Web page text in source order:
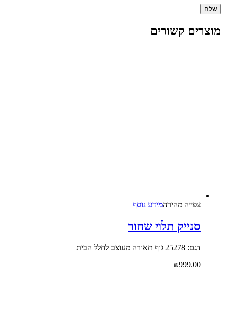
מוצרים קשורים
צפייה‬ ‫מהירה‬מידע נוסף
סנייק תלוי שחור
דגם: 25278 גוף תאורה מעוצב לחלל הבית
₪999.00